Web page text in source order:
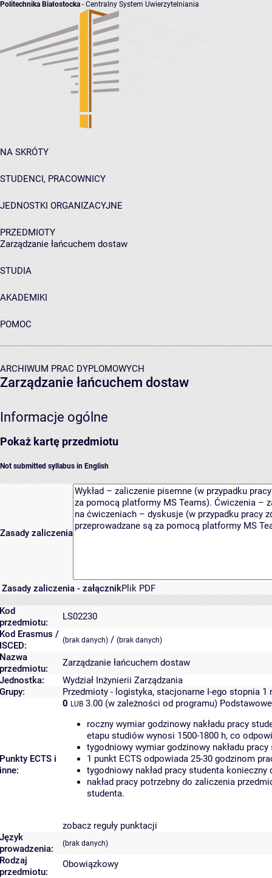
Politechnika Białostocka - Centralny System Uwierzytelniania
NA SKRÓTY
STUDENCI, PRACOWNICY
JEDNOSTKI ORGANIZACYJNE
PRZEDMIOTY
Zarządzanie łańcuchem dostaw
STUDIA
AKADEMIKI
POMOC
ARCHIWUM PRAC DYPLOMOWYCH
Zarządzanie łańcuchem dostaw
Informacje ogólne
Pokaż kartę przedmiotu
Not submitted syllabus in English
Zasady zaliczenia
Zasady zaliczenia - załącznikPlik PDF
Kod
przedmiotu:
LS02230
Kod Erasmus /
ISCED:
(brak danych) / (brak danych)
Nazwa
przedmiotu:
Zarządzanie łańcuchem dostaw
Jednostka:
Wydział Inżynierii Zarządzania
Grupy:
Przedmioty - logistyka, stacjonarne I-ego stopnia 1
Punkty ECTS i
inne:
0 LUB 3.00 (w zależności od programu)
roczny wymiar godzinowy nakładu pracy
etapu studiów wynosi 1500-1800 h, co
tygodniowy wymiar godzinowy nakładu
1 punkt ECTS odpowiada 25-30 godzinom
tygodniowy nakład pracy studenta
nakład pracy potrzebny do zaliczenia
studenta.
zobacz reguły punktacji
Język
prowadzenia:
(brak danych)
Rodzaj
przedmiotu:
Obowiązkowy